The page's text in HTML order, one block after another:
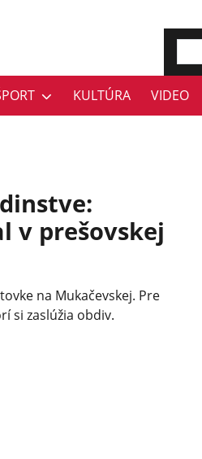
KULTÚRA VIDEO
v prešovskej
na Mukačevskej. Pre
si zaslúžia obdiv.